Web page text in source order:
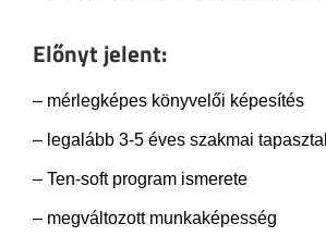
Előnyt jelent:
– mérlegképes könyvelői képesítés
– legalább 3-5 éves szakmai
– Ten-soft program ismerete
– megváltozott munkaképesség